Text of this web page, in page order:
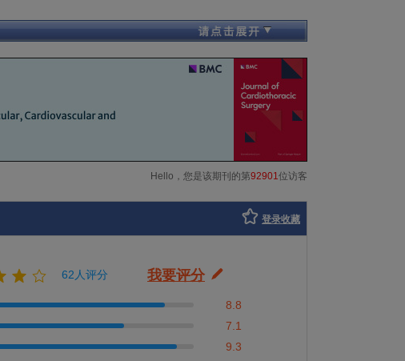
Hello，您是该期刊的第92901位访客
登录收藏
62人评分 我要评分
8.8
7.1
9.3